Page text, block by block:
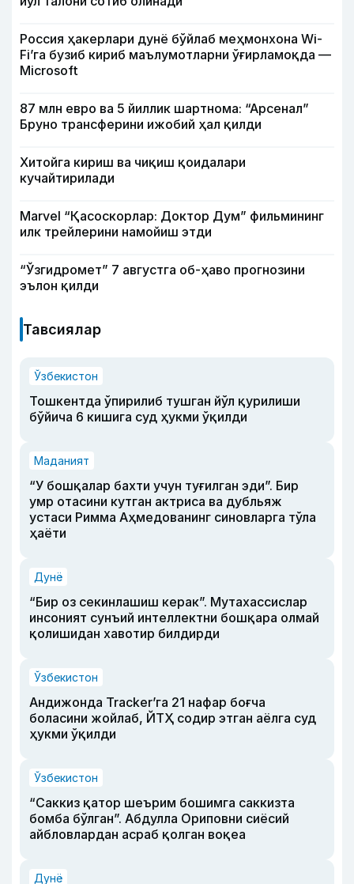
Россия ҳакерлари дунё бўйлаб меҳмонхона Wi-
Fi’га бузиб кириб маълумотларни ўғирламоқда —
Microsoft
87 млн евро ва 5 йиллик шартнома: “Арсенал”
Бруно трансферини ижобий ҳал қилди
Хитойга кириш ва чиқиш қоидалари
кучайтирилади
Marvel “Қасоскорлар: Доктор Дум” фильмининг
илк трейлерини намойиш этди
“Ўзгидромет” 7 августга об-ҳаво прогнозини
эълон қилди
Тавсиялар
Ўзбекистон
Тошкентда ўпирилиб тушган йўл қурилиши
бўйича 6 кишига суд ҳукми ўқилди
Маданият
“У бошқалар бахти учун туғилган эди”. Бир
умр отасини кутган актриса ва дубльяж
устаси Римма Аҳмедованинг синовларга тўла
ҳаёти
Дунё
“Бир оз секинлашиш керак”. Мутахассислар
инсоният сунъий интеллектни бошқара олмай
қолишидан хавотир билдирди
Ўзбекистон
Андижонда Tracker’га 21 нафар боғча
боласини жойлаб, ЙТҲ содир этган аёлга суд
ҳукми ўқилди
Ўзбекистон
“Саккиз қатор шеърим бошимга саккизта
бомба бўлган”. Абдулла Ориповни сиёсий
айбловлардан асраб қолган воқеа
Дунё